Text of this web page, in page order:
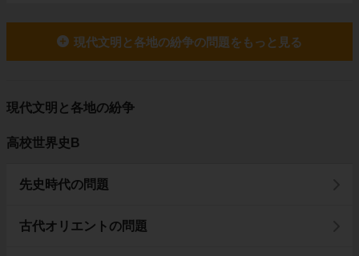
現代文明と各地の紛争の問題をもっと見る
現代文明と各地の紛争
高校世界史B
先史時代の問題
古代オリエントの問題